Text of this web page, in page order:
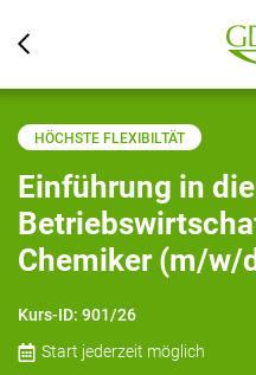
HÖCHSTE FLEXIBILTÄT
Einführung in die
Chemiker (m/w/
Kurs-ID: 901/26
Start jederzeit möglich